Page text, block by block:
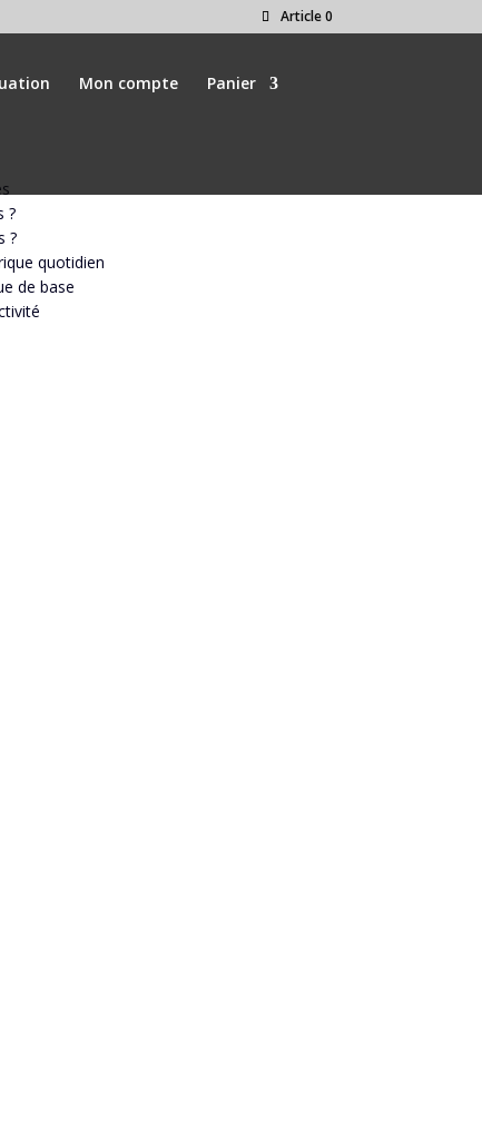
Article 0
Mon compte Panier
?
?
quotidien
de base